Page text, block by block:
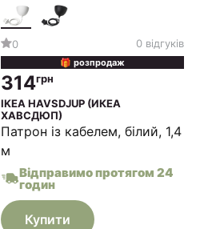
0 0 відгуків
🎁 розпродаж
314грн
IKEA HAVSDJUP (ИКЕА
ХАВСДЮП)
Патрон із кабелем, білий, 1,4
м
Відправимо протягом 24
годин
Купити